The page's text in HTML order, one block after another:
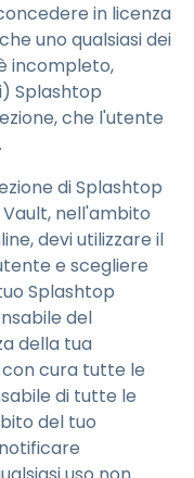
in licenza
uno qualsiasi dei
incompleto,
Splashtop
che l'utente
di Splashtop
nell'ambito
devi utilizzare il
e scegliere
Splashtop
del
della tua
cura tutte le
di tutte le
del tuo